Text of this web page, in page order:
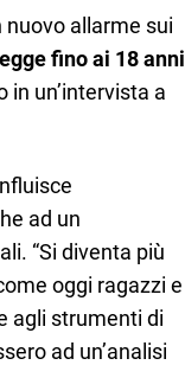
nuovo allarme sui
fino ai 18
in un’intervista a
ad un
“Si diventa più
oggi ragazzi e
agli strumenti di
ad un’analisi